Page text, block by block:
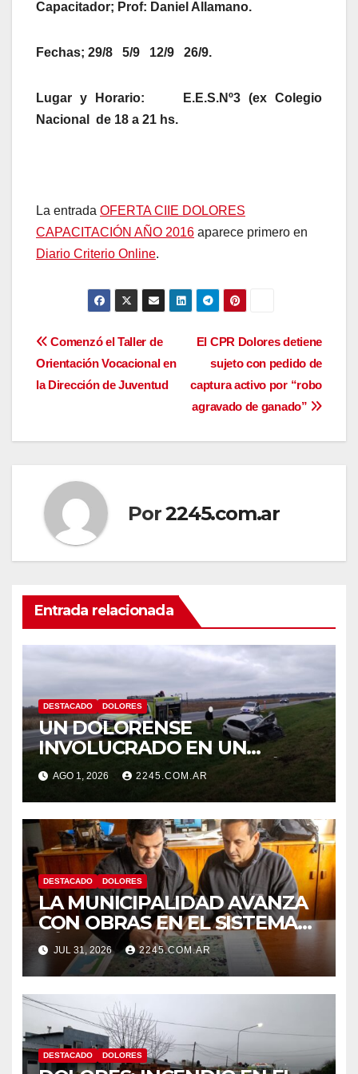
Capacitador; Prof: Daniel Allamano.
Fechas; 29/8 5/9 12/9 26/9.
Lugar y Horario: E.E.S.Nº3 (ex Colegio
Nacional de 18 a 21 hs.
La entrada OFERTA CIIE DOLORES
CAPACITACIÓN AÑO 2016 aparece primero en
Diario Criterio Online.
Navegación
de
El CPR Dolores detiene
sujeto con pedido de
captura activo por “robo
agravado de ganado”
Comenzó el Taller de
Orientación Vocacional en
la Dirección de Juventud
Por2245.com.ar
Entrada relacionada
DESTACADO DOLORES
UN DOLORENSE
INVOLUCRADO EN UN
SINIESTRO QUE TERMINÓ
CON DESPISTE Y VUELCO
AGO 1, 2026 2245.COM.AR
DESTACADO DOLORES
LA MUNICIPALIDAD AVANZA
CON OBRAS EN EL SISTEMA
HÍDRICO DE DOLORES
JUL 31, 2026 2245.COM.AR
DESTACADO DOLORES